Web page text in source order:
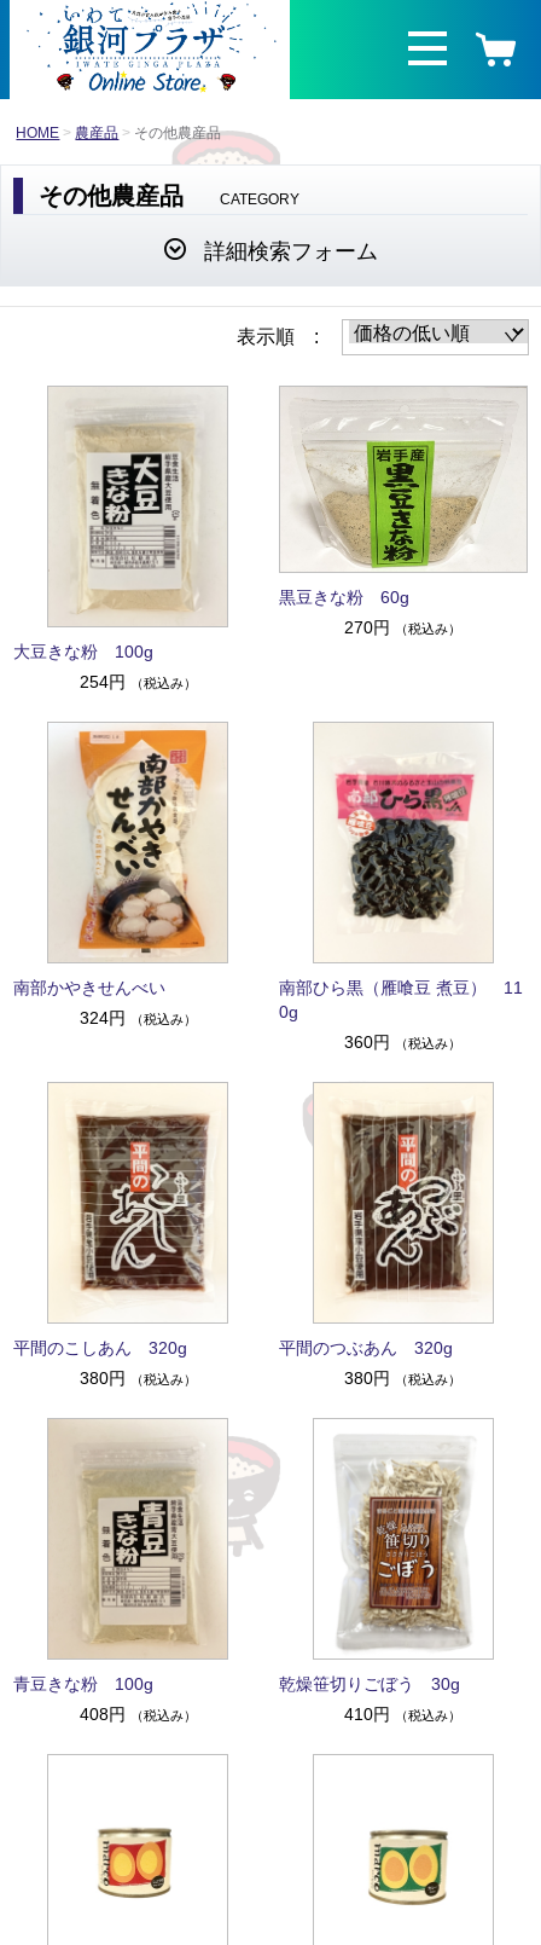
HOME 農産品 その他農産品
その他農産品 CATEGORY
詳細検索フォーム
表示順 :
大豆きな粉 100g
254円
（税込み）
黒豆きな粉 60g
270円
（税込み）
南部かやきせんべい
324円
（税込み）
南部ひら黒（雁喰豆 煮豆） 11
0g
360円
（税込み）
平間のこしあん 320g
380円
（税込み）
平間のつぶあん 320g
380円
（税込み）
青豆きな粉 100g
408円
（税込み）
乾燥笹切りごぼう 30g
410円
（税込み）